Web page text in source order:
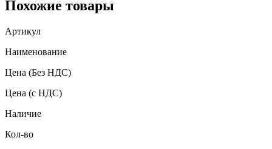
Похожие товары
Артикул
Наименование
Цена (Без НДС)
Цена (с НДС)
Наличие
Кол-во